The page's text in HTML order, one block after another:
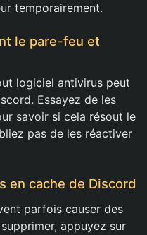
temporairement.
le pare-feu et
logiciel antivirus peut
Essayez de les
savoir si cela résout le
pas de les réactiver
en cache de Discord
parfois causer des
appuyez sur